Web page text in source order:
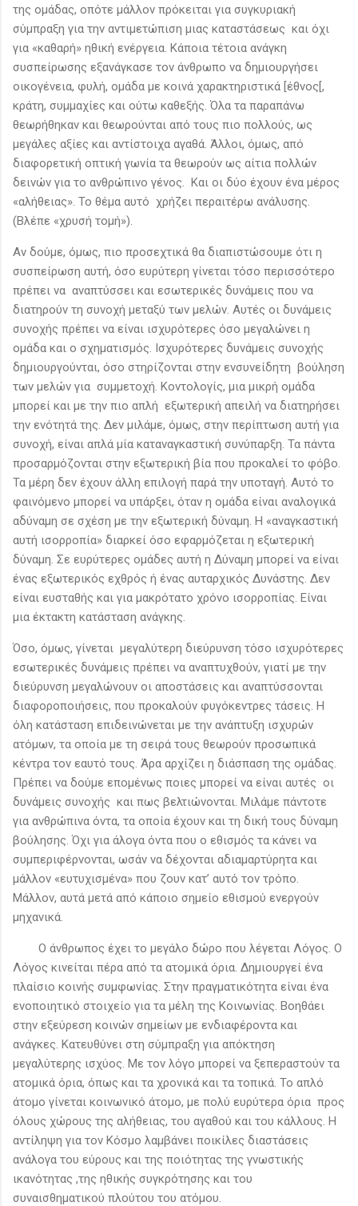
της ομάδας, οπότε μάλλον πρόκειται για συγκυριακή
σύμπραξη για την αντιμετώπιση μιας καταστάσεως και όχι
για «καθαρή» ηθική ενέργεια. Κάποια τέτοια ανάγκη
συσπείρωσης εξανάγκασε τον άνθρωπο να δημιουργήσει
οικογένεια, φυλή, ομάδα με κοινά χαρακτηριστικά [έθνος[,
κράτη, συμμαχίες και ούτω καθεξής. Όλα τα παραπάνω
θεωρήθηκαν και θεωρούνται από τους πιο πολλούς, ως
μεγάλες αξίες και αντίστοιχα αγαθά. Άλλοι, όμως, από
διαφορετική οπτική γωνία τα θεωρούν ως αίτια πολλών
δεινών για το ανθρώπινο γένος. Και οι δύο έχουν ένα μέρος
«αλήθειας». Το θέμα αυτό χρήζει περαιτέρω ανάλυσης.
(Βλέπε «χρυσή τομή»).
Αν δούμε, όμως, πιο προσεχτικά θα διαπιστώσουμε ότι η
συσπείρωση αυτή, όσο ευρύτερη γίνεται τόσο περισσότερο
πρέπει να αναπτύσσει και εσωτερικές δυνάμεις που να
διατηρούν τη συνοχή μεταξύ των μελών. Αυτές οι δυνάμεις
συνοχής πρέπει να είναι ισχυρότερες όσο μεγαλώνει η
ομάδα και ο σχηματισμός. Ισχυρότερες δυνάμεις συνοχής
δημιουργούνται, όσο στηρίζονται στην ενσυνείδητη βούληση
των μελών για συμμετοχή. Κοντολογίς, μια μικρή ομάδα
μπορεί και με την πιο απλή εξωτερική απειλή να διατηρήσει
την ενότητά της. Δεν μιλάμε, όμως, στην περίπτωση αυτή για
συνοχή, είναι απλά μία καταναγκαστική συνύπαρξη. Τα πάντα
προσαρμόζονται στην εξωτερική βία που προκαλεί το φόβο.
Τα μέρη δεν έχουν άλλη επιλογή παρά την υποταγή. Αυτό το
φαινόμενο μπορεί να υπάρξει, όταν η ομάδα είναι αναλογικά
αδύναμη σε σχέση με την εξωτερική δύναμη. Η «αναγκαστική
αυτή ισορροπία» διαρκεί όσο εφαρμόζεται η εξωτερική
δύναμη. Σε ευρύτερες ομάδες αυτή η Δύναμη μπορεί να είναι
ένας εξωτερικός εχθρός ή ένας αυταρχικός Δυνάστης. Δεν
είναι ευσταθής και για μακρότατο χρόνο ισορροπίας. Είναι
μια έκτακτη κατάσταση ανάγκης.
Όσο, όμως, γίνεται μεγαλύτερη διεύρυνση τόσο ισχυρότερες
εσωτερικές δυνάμεις πρέπει να αναπτυχθούν, γιατί με την
διεύρυνση μεγαλώνουν οι αποστάσεις και αναπτύσσονται
διαφοροποιήσεις, που προκαλούν φυγόκεντρες τάσεις. Η
όλη κατάσταση επιδεινώνεται με την ανάπτυξη ισχυρών
ατόμων, τα οποία με τη σειρά τους θεωρούν προσωπικά
κέντρα τον εαυτό τους. Άρα αρχίζει η διάσπαση της ομάδας.
Πρέπει να δούμε επομένως ποιες μπορεί να είναι αυτές οι
δυνάμεις συνοχής και πως βελτιώνονται. Μιλάμε πάντοτε
για ανθρώπινα όντα, τα οποία έχουν και τη δική τους δύναμη
βούλησης. Όχι για άλογα όντα που ο εθισμός τα κάνει να
συμπεριφέρνονται, ωσάν να δέχονται αδιαμαρτύρητα και
μάλλον «ευτυχισμένα» που ζουν κατ’ αυτό τον τρόπο.
Μάλλον, αυτά μετά από κάποιο σημείο εθισμού ενεργούν
μηχανικά.
Ο άνθρωπος έχει το μεγάλο δώρο που λέγεται Λόγος. Ο
Λόγος κινείται πέρα από τα ατομικά όρια. Δημιουργεί ένα
πλαίσιο κοινής συμφωνίας. Στην πραγματικότητα είναι ένα
ενοποιητικό στοιχείο για τα μέλη της Κοινωνίας. Βοηθάει
στην εξεύρεση κοινών σημείων με ενδιαφέροντα και
ανάγκες. Κατευθύνει στη σύμπραξη για απόκτηση
μεγαλύτερης ισχύος. Με τον λόγο μπορεί να ξεπεραστούν τα
ατομικά όρια, όπως και τα χρονικά και τα τοπικά. Το απλό
άτομο γίνεται κοινωνικό άτομο, με πολύ ευρύτερα όρια προς
όλους χώρους της αλήθειας, του αγαθού και του κάλλους. Η
αντίληψη για τον Κόσμο λαμβάνει ποικίλες διαστάσεις
ανάλογα του εύρους και της ποιότητας της γνωστικής
ικανότητας ,της ηθικής συγκρότησης και του
συναισθηματικού πλούτου του ατόμου.